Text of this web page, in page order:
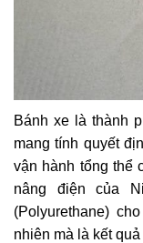
Bánh xe là thành
mang tính quyết
vận hành tổng thể
nâng điện của
(Polyurethane)
nhiên mà là kết